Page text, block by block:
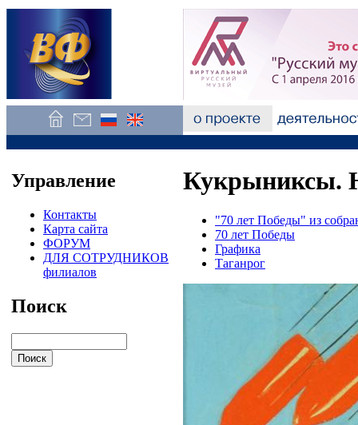
Управление
Контакты
Карта сайта
ФОРУМ
ДЛЯ СОТРУДНИКОВ
филиалов
Поиск
Кукрыниксы.
"70 лет Победы" из
70 лет Победы
Графика
Таганрог